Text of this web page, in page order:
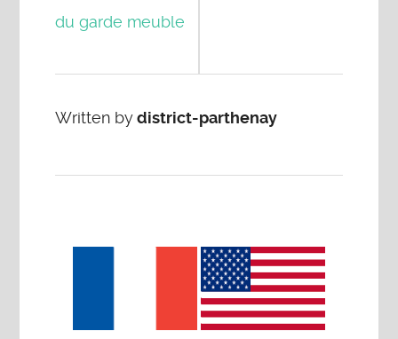
du garde meuble
Written bydistrict-parthenay